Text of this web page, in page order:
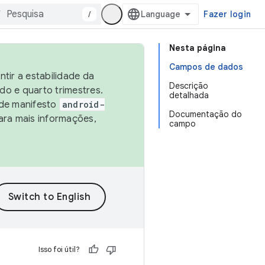
/ Fazer login
Nesta página
Campos de dados
Descrição
detalhada
Documentação do
campo
a estabilidade da
e quarto trimestres.
manifesto
android-
mais informações,
Isso foi útil?